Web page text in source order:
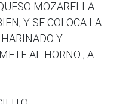
MOZARELLA
Y SE COLOCA LA
Y
AL HORNO , A